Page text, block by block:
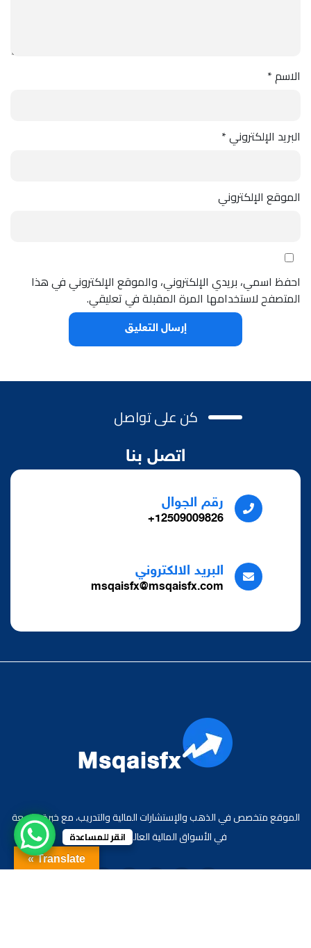
الاسم*
البريد الإلكتروني*
الموقع الإلكتروني
احفظ اسمي، بريدي الإلكتروني، والموقع الإلكتروني في هذا
المتصفح لاستخدامها المرة المقبلة في تعليقي.
كن على تواصل
اتصل بنا
رقم الجوال
12509009826+
البريد الالكتروني
msqaisfx@msqaisfx.com
الموقع متخصص في الذهب والإستشارات المالية والتدريب، مع خبرة واسعة
في الأسواق المالية العالمية والعربية.
Translate »
انقر للمساعدة